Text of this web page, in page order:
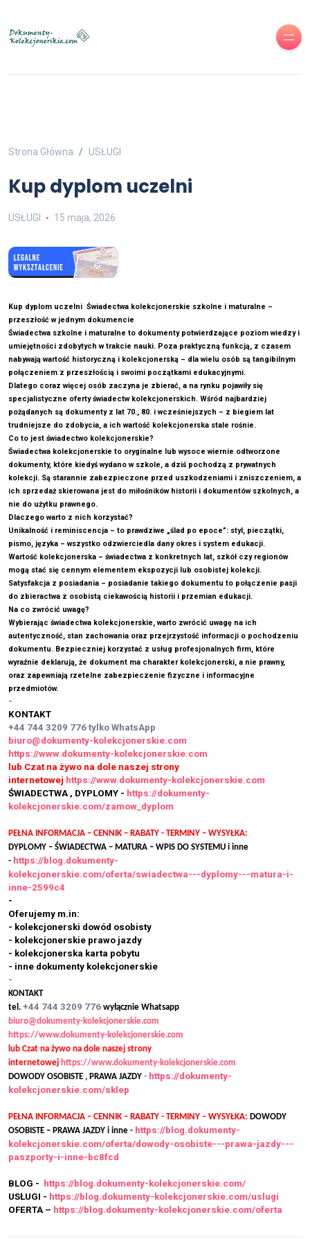
Strona Główna USŁUGI
Kup dyplom uczelni
USŁUGI 15 maja, 2026
Kup dyplom uczelni Świadectwa kolekcjonerskie szkolne i maturalne –
przeszłość w jednym dokumencie
Świadectwa szkolne i maturalne to dokumenty potwierdzające poziom wiedzy i
umiejętności zdobytych w trakcie nauki. Poza praktyczną funkcją, z czasem
nabywają wartość historyczną i kolekcjonerską – dla wielu osób są tangibilnym
połączeniem z przeszłością i swoimi początkami edukacyjnymi.
Dlatego coraz więcej osób zaczyna je zbierać, a na rynku pojawiły się
specjalistyczne oferty świadectw kolekcjonerskich. Wśród najbardziej
pożądanych są dokumenty z lat 70., 80. i wcześniejszych – z biegiem lat
trudniejsze do zdobycia, a ich wartość kolekcjonerska stale rośnie.
Co to jest świadectwo kolekcjonerskie?
Świadectwa kolekcjonerskie to oryginalne lub wysoce wiernie odtworzone
dokumenty, które kiedyś wydano w szkole, a dziś pochodzą z prywatnych
kolekcji. Są starannie zabezpieczone przed uszkodzeniami i zniszczeniem, a
ich sprzedaż skierowana jest do miłośników historii i dokumentów szkolnych, a
nie do użytku prawnego.
Dlaczego warto z nich korzystać?
Unikalność i reminiscencja – to prawdziwe „ślad po epoce”: styl, pieczątki,
pismo, języka – wszystko odzwierciedla dany okres i system edukacji.
Wartość kolekcjonerska – świadectwa z konkretnych lat, szkół czy regionów
mogą stać się cennym elementem ekspozycji lub osobistej kolekcji.
Satysfakcja z posiadania – posiadanie takiego dokumentu to połączenie pasji
do zbieractwa z osobistą ciekawością historii i przemian edukacji.
Na co zwrócić uwagę?
Wybierając świadectwa kolekcjonerskie, warto zwrócić uwagę na ich
autentyczność, stan zachowania oraz przejrzystość informacji o pochodzeniu
dokumentu. Bezpieczniej korzystać z usług profesjonalnych firm, które
wyraźnie deklarują, że dokument ma charakter kolekcjonerski, a nie prawny,
oraz zapewniają rzetelne zabezpieczenie fizyczne i informacyjne
przedmiotów.
-
KONTAKT
+44 744 3209 776 tylko WhatsApp
biuro@dokumenty-kolekcjonerskie.com
https://www.dokumenty-kolekcjonerskie.com
lub Czat na żywo na dole naszej strony
internetowej https://www.dokumenty-kolekcjonerskie.com
ŚWIADECTWA , DYPLOMY - https://dokumenty-
kolekcjonerskie.com/zamow_dyplom
PEŁNA INFORMACJA – CENNIK – RABATY - TERMINY – WYSYŁKA:
DYPLOMY – ŚWIADECTWA – MATURA – WPIS DO SYSTEMU i inne
- https://blog.dokumenty-
kolekcjonerskie.com/oferta/swiadectwa---dyplomy---matura-i-
inne-2599c4
-
Oferujemy m.in:
- kolekcjonerski dowód osobisty
- kolekcjonerskie prawo jazdy
- kolekcjonerska karta pobytu
- inne dokumenty kolekcjonerskie
-
KONTAKT
tel. +44 744 3209 776 wyłącznie Whatsapp
biuro@dokumenty-kolekcjonerskie.com
https://www.dokumenty-kolekcjonerskie.com
lub Czat na żywo na dole naszej strony
internetowej https://www.dokumenty-kolekcjonerskie.com
DOWODY OSOBISTE , PRAWA JAZDY - https://dokumenty-
kolekcjonerskie.com/sklep
PEŁNA INFORMACJA – CENNIK – RABATY - TERMINY – WYSYŁKA: DOWODY
OSOBISTE – PRAWA JAZDY i inne - https://blog.dokumenty-
kolekcjonerskie.com/oferta/dowody-osobiste---prawa-jazdy---
paszporty-i-inne-bc8fcd
BLOG -
https://blog.dokumenty-kolekcjonerskie.com/
USŁUGI - https://blog.dokumenty-kolekcjonerskie.com/uslugi
OFERTA – https://blog.dokumenty-kolekcjonerskie.com/oferta